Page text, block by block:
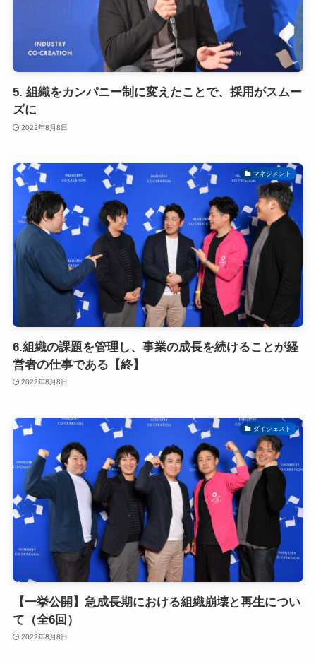
5. 組織をカンパニー制に変えたことで、採用がスムー
ズに
2022年8月8日
マネジメント
6.組織の課題を管理し、事業の成長を続けることが経
営者の仕事である【終】
2022年8月8日
ダイジェスト
【一挙公開】急成長期における組織崩壊と再生につい
て（全6回）
2022年8月8日